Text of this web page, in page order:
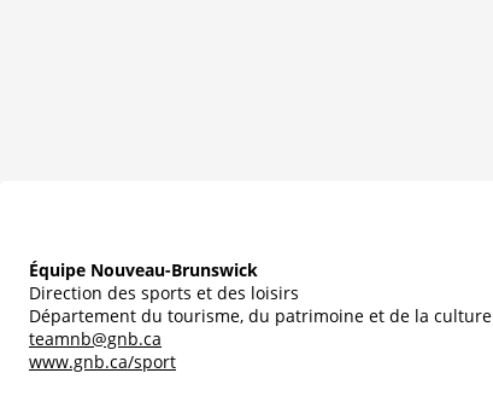
Équipe Nouveau-Brunswick
Direction des sports et des loisirs
Département du tourisme, du patrimoine et de la culture
teamnb@gnb.ca
www.gnb.ca/sport